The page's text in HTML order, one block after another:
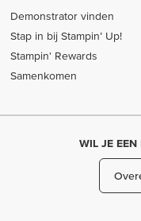
Demonstrator vinden
Stap in bij Stampin’ Up!
Stampin' Rewards
Samenkomen
WIL JE EEN